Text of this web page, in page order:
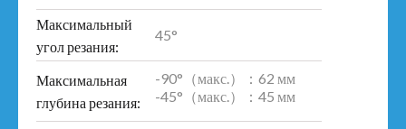
Максимальный
угол резания:
45°
Максимальная
глубина резания:
-90°（макс.）：62 мм
-45°（макс.）：45 мм